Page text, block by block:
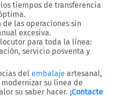
tiempos de transferencia
las operaciones sin
excesiva.
para toda la línea:
servicio posventa y
del embalaje artesanal,
modernizar su línea de
su saber hacer. ¡Contacte